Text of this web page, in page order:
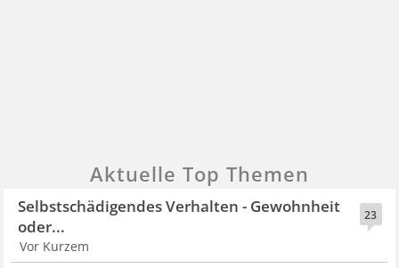
Aktuelle Top Themen
23
Selbstschädigendes Verhalten - Gewohnheit
oder...
Vor Kurzem